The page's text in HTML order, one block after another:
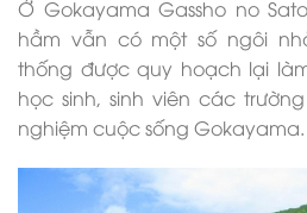
Ở Gokayama Gassho no
hầm vẫn có một số ngôi
thống được quy hoạch lại
học sinh, sinh viên các
nghiệm cuộc sống Gokayama.